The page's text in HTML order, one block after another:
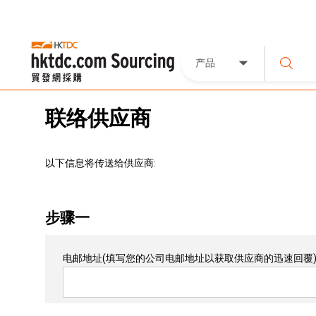
产品
联络供应商
以下信息将传送给供应商:
步骤一
电邮地址(填写您的公司电邮地址以获取供应商的迅速回覆)